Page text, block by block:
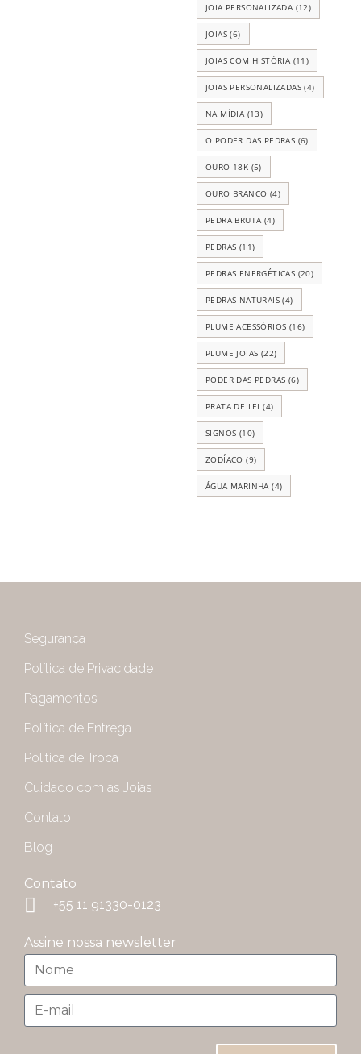
JOIA PERSONALIZADA (12)
JOIAS (6)
JOIAS COM HISTÓRIA (11)
JOIAS PERSONALIZADAS (4)
NA MÍDIA (13)
O PODER DAS PEDRAS (6)
OURO 18K (5)
OURO BRANCO (4)
PEDRA BRUTA (4)
PEDRAS (11)
PEDRAS ENERGÉTICAS (20)
PEDRAS NATURAIS (4)
PLUME ACESSÓRIOS (16)
PLUME JOIAS (22)
PODER DAS PEDRAS (6)
PRATA DE LEI (4)
SIGNOS (10)
ZODÍACO (9)
ÁGUA MARINHA (4)
Segurança
Política de Privacidade
Pagamentos
Política de Entrega
Política de Troca
Cuidado com as Joias
Contato
Blog
Contato
+55 11 91330-0123
Assine nossa newsletter